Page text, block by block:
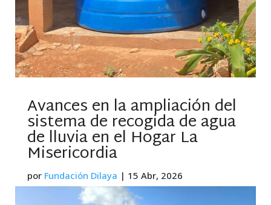
Avances en la ampliación del
sistema de recogida de agua
de lluvia en el Hogar La
Misericordia
por Fundación Dilaya | 15 Abr, 2026
leer más